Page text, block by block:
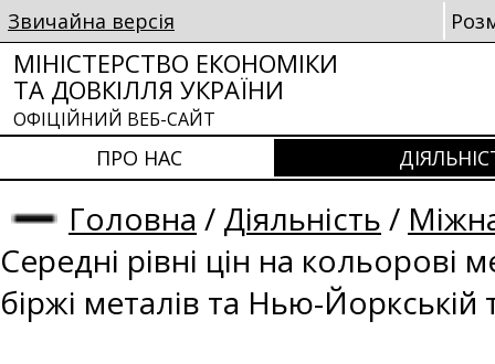
Звичайна версія
МІНІСТЕРСТВО ЕКОНОМІКИ
ТА ДОВКІЛЛЯ УКРАЇНИ
ОФІЦІЙНИЙ ВЕБ-САЙТ
ПРО НАС
Головна / Діяльність /
Середні рівні цін на кольорові
біржі металів та Нью-Йоркській